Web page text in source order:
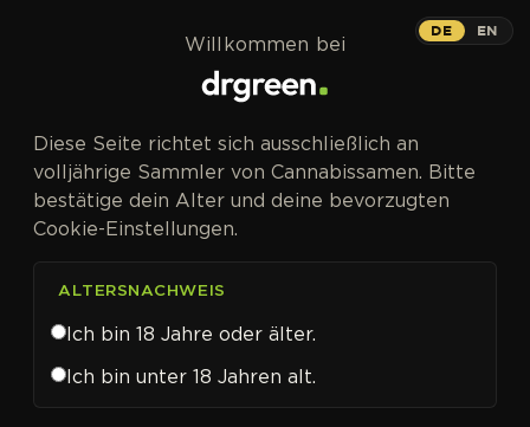
DE EN
Willkommen bei
Diese Seite richtet sich ausschließlich an
volljährige Sammler von Cannabissamen. Bitte
bestätige dein Alter und deine bevorzugten
Cookie-Einstellungen.
ALTERSNACHWEIS
Ich bin 18 Jahre oder älter.
Ich bin unter 18 Jahren alt.